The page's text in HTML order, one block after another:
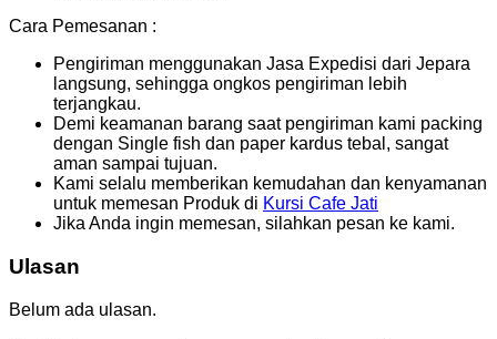
Cara Pemesanan :
Pengiriman menggunakan Jasa Expedisi dari Jepara
langsung, sehingga ongkos pengiriman lebih
terjangkau.
Demi keamanan barang saat pengiriman kami packing
dengan Single fish dan paper kardus tebal, sangat
aman sampai tujuan.
Kami selalu memberikan kemudahan dan kenyamanan
untuk memesan Produk di Kursi Cafe Jati
Jika Anda ingin memesan, silahkan pesan ke kami.
Ulasan
Belum ada ulasan.